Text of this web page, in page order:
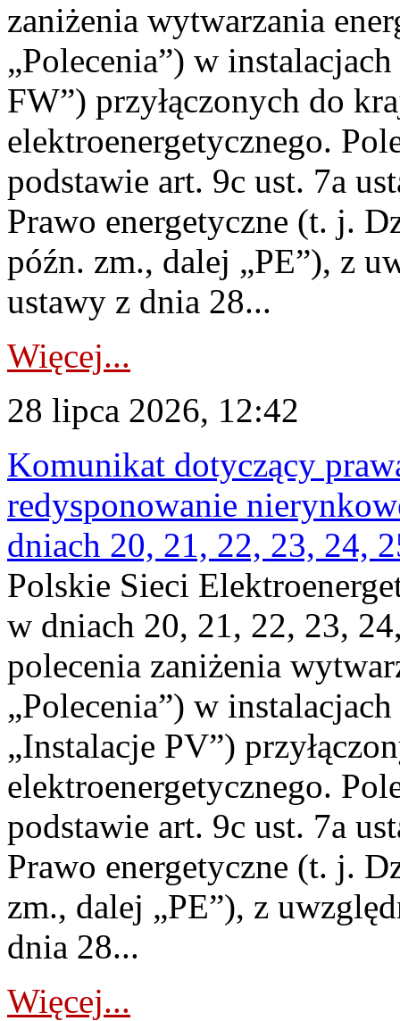
zaniżenia wytwarzania
„Polecenia”) w
FW”) przyłączonych do
elektroenergetycznego.
podstawie art. 9c ust. 7a
Prawo energetyczne (t. j.
późn. zm., dalej „PE”), z
ustawy z dnia 28...
Więcej...
28 lipca 2026, 12:42
Komunikat dotyczący
redysponowanie
dniach 20, 21, 22, 23, 24,
Polskie Sieci
w dniach 20, 21, 22, 23,
polecenia zaniżenia
„Polecenia”) w
„Instalacje PV”)
elektroenergetycznego.
podstawie art. 9c ust. 7a
Prawo energetyczne (t. j.
zm., dalej „PE”), z
dnia 28...
Więcej...